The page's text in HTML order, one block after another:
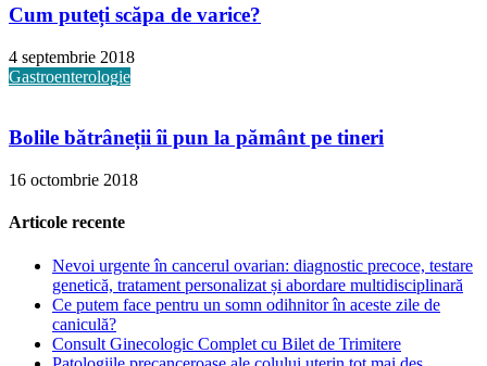
Cum puteți scăpa de varice?
4 septembrie 2018
Gastroenterologie
Bolile bătrâneții îi pun la pământ pe tineri
16 octombrie 2018
Articole recente
Nevoi urgente în cancerul ovarian: diagnostic precoce, testare
genetică, tratament personalizat și abordare multidisciplinară
Ce putem face pentru un somn odihnitor în aceste zile de
caniculă?
Consult Ginecologic Complet cu Bilet de Trimitere